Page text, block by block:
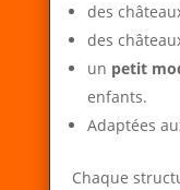
des
des
un petit
enfants.
Adaptées
Chaque